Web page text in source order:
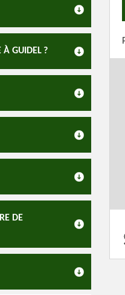
À GUIDEL ?
DE